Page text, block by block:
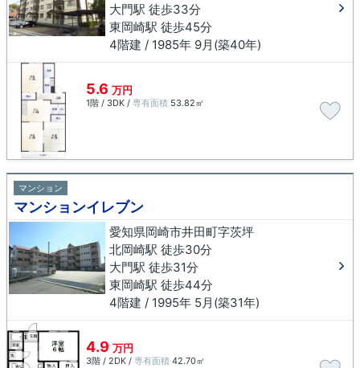
大門駅 徒歩33分
東岡崎駅 徒歩45分
4階建 / 1985年 9月(築40年)
5.6 万円
1階 / 3DK / 専有面積 53.82㎡
マンション
マンションイレブン
愛知県岡崎市井田町字茨坪
北岡崎駅 徒歩30分
大門駅 徒歩31分
東岡崎駅 徒歩44分
4階建 / 1995年 5月(築31年)
4.9 万円
3階 / 2DK / 専有面積 42.70㎡